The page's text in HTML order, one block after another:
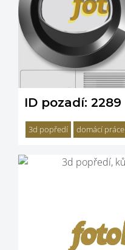
ID pozadí: 2289
3d popředí domácí práce